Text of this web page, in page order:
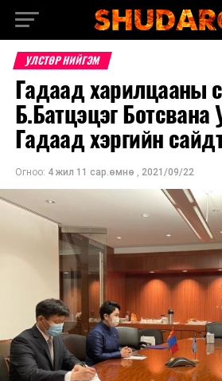
УЛСТӨР НИЙГЭМ
Гадаад харилцааны
Б.Батцэцэг
Гадаад хэргийн
Огноо: 4 жил 11 сар.өмнө , 2021/09/22